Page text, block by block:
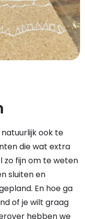
ook te
die wat extra
zo fijn om te weten
sluiten en
En hoe ga
of je wilt graag
hebben we